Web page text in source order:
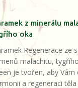
z minerálu
oka
Regenerace ze
malachitu,
je tvořen, aby Vám
a regeneraci těla